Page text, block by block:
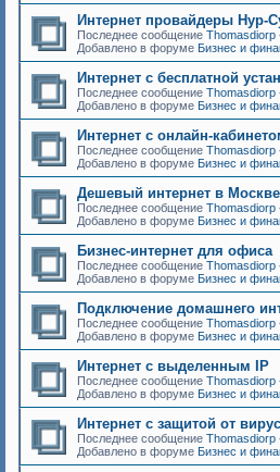
Интернет провайдеры Нур-
Последнее сообщение Thomasdiorp
Добавлено в форуме Бизнес и
Интернет с бесплатной
Последнее сообщение Thomasdiorp
Добавлено в форуме Бизнес и
Интернет с онлайн-
Последнее сообщение Thomasdiorp
Добавлено в форуме Бизнес и
Дешевый интернет в Москве
Последнее сообщение Thomasdiorp
Добавлено в форуме Бизнес и
Бизнес-интернет для офиса
Последнее сообщение Thomasdiorp
Добавлено в форуме Бизнес и
Подключение домашнего
Последнее сообщение Thomasdiorp
Добавлено в форуме Бизнес и
Интернет с выделенным IP
Последнее сообщение Thomasdiorp
Добавлено в форуме Бизнес и
Интернет с защитой от
Последнее сообщение Thomasdiorp
Добавлено в форуме Бизнес и